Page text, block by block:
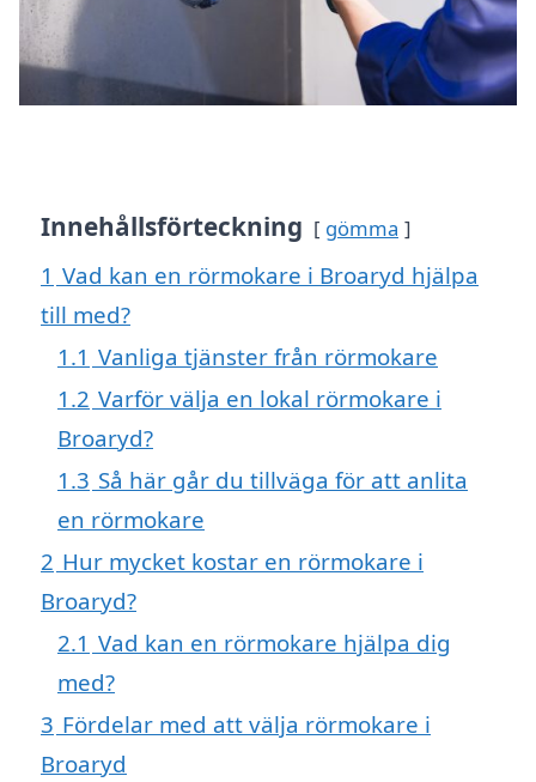
Innehållsförteckning gömma
1 Vad kan en rörmokare i Broaryd hjälpa
till med?
1.1 Vanliga tjänster från rörmokare
1.2 Varför välja en lokal rörmokare i
Broaryd?
1.3 Så här går du tillväga för att anlita
en rörmokare
2 Hur mycket kostar en rörmokare i
Broaryd?
2.1 Vad kan en rörmokare hjälpa dig
med?
3 Fördelar med att välja rörmokare i
Broaryd